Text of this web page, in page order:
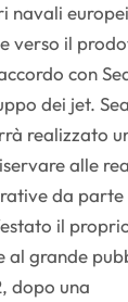
navali
verso il
con
dei jet.
realizzato
alle
da
il
al grande
dopo una